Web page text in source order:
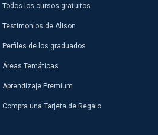
Todos los cursos gratuitos
Testimonios de Alison
Perfiles de los graduados
Áreas Temáticas
Aprendizaje Premium
Compra una Tarjeta de Regalo